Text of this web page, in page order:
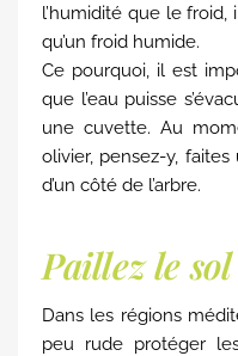
l’humidité que le
qu’un froid humide.
Ce pourquoi, il est
que l’eau puisse
une cuvette. Au
olivier, pensez-y,
d’un côté de l’arbre.
Paillez le sol
Dans les régions
peu rude protéger